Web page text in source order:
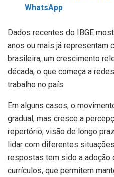
WhatsApp
Dados recentes do IBGE
anos ou mais já representam
brasileira, um crescimento
década, o que começa a
trabalho no país.
Em alguns casos, o
gradual, mas cresce a
repertório, visão de longo
lidar com diferentes
respostas tem sido a adoção
currículos, que permitem